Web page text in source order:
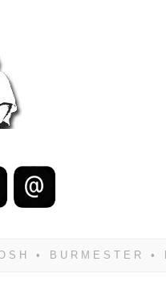
noch was: Hifi